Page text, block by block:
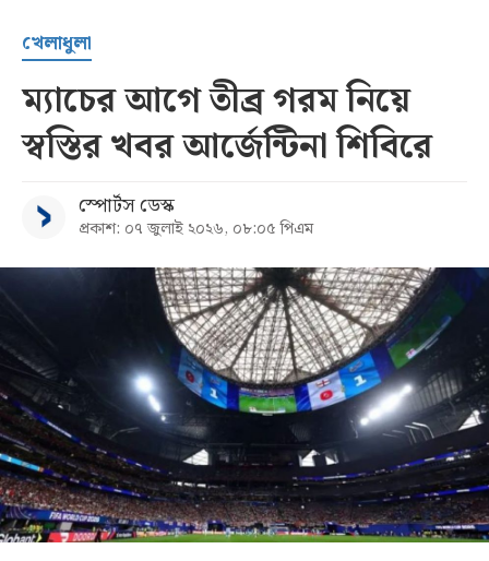
সর্বশেষ
বিভাগ
আর্কাইভ
কনভার্টার
খেলাধুলা
ম্যাচের আগে তীব্র গরম নিয়ে
স্বস্তির খবর আর্জেন্টিনা শিবিরে
স্পোর্টস ডেস্ক
প্রকাশ: ০৭ জুলাই ২০২৬, ০৮:০৫ পিএম